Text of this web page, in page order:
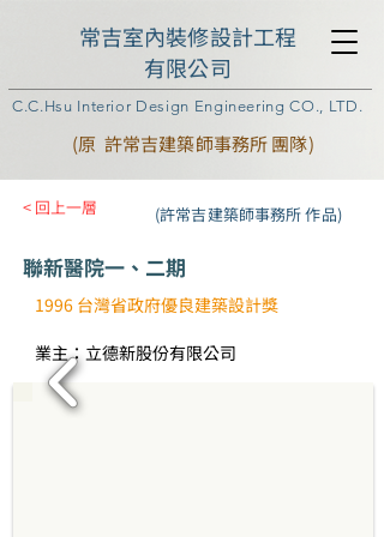
常吉室內裝修設計工程
有限公司
C.C.Hsu Interior Design Engineering CO., LTD.
(原 許常吉建築師事務所 團隊)
< 回上一層 (許常吉建築師事務所 作品)
聯新醫院一、二期
1996 台灣省政府優良建築設計獎
業主：立德新股份有限公司